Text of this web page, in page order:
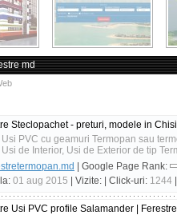
md
Steclopachet - preturi, modele in
Usi PVC cu geamuri Termopan sau
Usi de Interior, Usi de Exterior de tip
| Google Page Rank:
01 aug 2015 | Vizite: | Click-uri: 1244
Usi PVC profile Salamander |